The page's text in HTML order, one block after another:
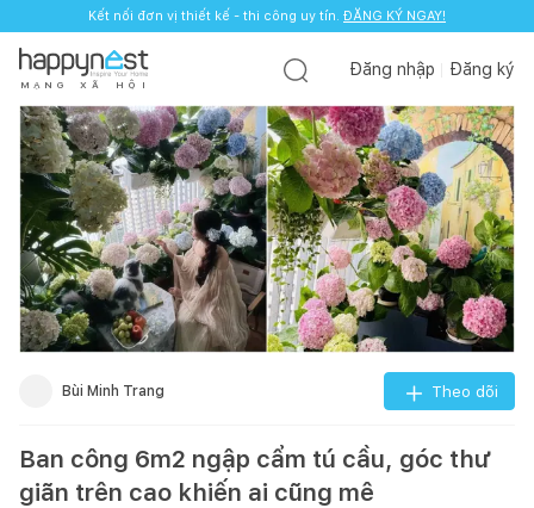
Kết nối đơn vị thiết kế - thi công uy tín. ĐĂNG KÝ NGAY!
M Ạ N G X Ã H Ộ I
Đăng nhập Đăng ký
Bùi Minh Trang Theo dõi
Ban công 6m2 ngập cẩm tú cầu, góc thư
giãn trên cao khiến ai cũng mê